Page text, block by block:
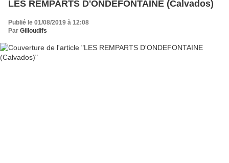
LES REMPARTS D'ONDEFONTAINE (Calvados)
Publié le 01/08/2019 à 12:08
Par Gilloudifs